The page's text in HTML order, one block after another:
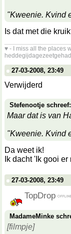
"Kweenie. Kvind
Is dat met die
♥ - I miss all the places
27-03-2008, 23:49
Verwijderd
Stefenootje schreef:
Maar dat is van
"Kweenie. Kvind
Da weet ik!
Ik dacht 'Ik gooi
27-03-2008, 23:49
TopDrop
MadameMinke
[filmpje]